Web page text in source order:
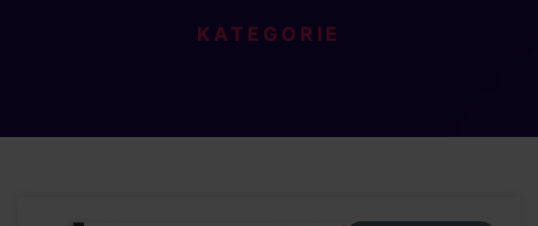
KATEGORIE